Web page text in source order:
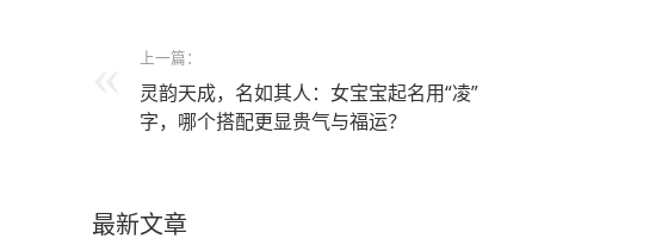
上一篇：
灵韵天成，名如其人：女宝宝起名用“凌”
字，哪个搭配更显贵气与福运？
最新文章